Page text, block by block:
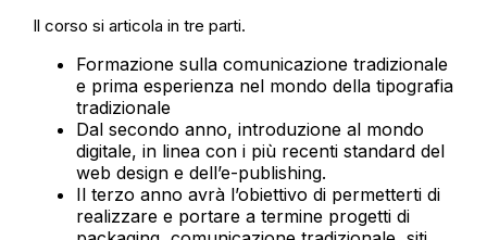
Il corso si articola in tre parti.
Formazione sulla comunicazione tradizionale
e prima esperienza nel mondo della tipografia
tradizionale
Dal secondo anno, introduzione al mondo
digitale, in linea con i più recenti standard del
web design e dell’e-publishing.
Il terzo anno avrà l’obiettivo di permetterti di
realizzare e portare a termine progetti di